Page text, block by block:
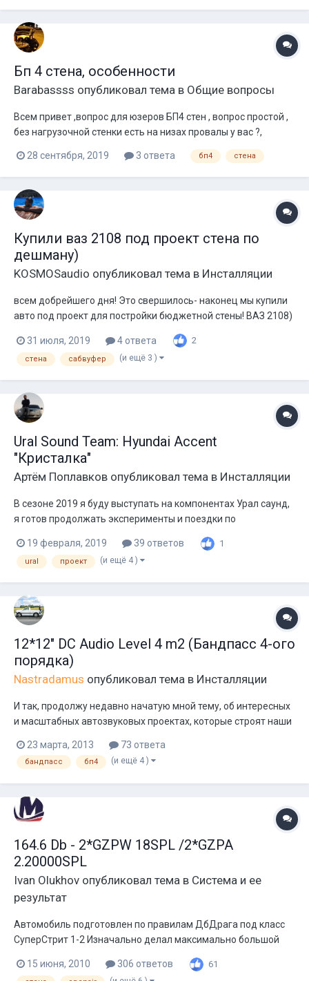
моноблоки 2 кикса тысячника...
Бп 4 стена, особенности
Barabassss опубликовал тема в Общие вопросы
Всем привет ,вопрос для юзеров БП4 стен , вопрос простой ,
без нагрузочной стенки есть на низах провалы у вас ?,
Просто сейчас строю стену , нагрузочных нет, зя 170 литров
4х15 sq hds 315, ниже 40 гц дикий спад, изменит ли ситуацию
установка нагрузочных? Просто до установки нагрузочных
еще долго, а...
28 сентября, 2019 3 ответа бп4 стена
Купили ваз 2108 под проект стена по
дешману)
KOSMOSaudio опубликовал тема в Инсталляции
всем добрейшего дня! Это свершилось- наконец мы купили
авто под проект для постройки бюджетной стены! ВАЗ 2108)
www.drive2.ru/r/lada/2108/534910758719324413/
Обязательно подпишитесь Восьмерка 2002 года, инжектор,
31 июля, 2019 4 ответа 2
стена сабвуфер (и ещё 3 )
Ural Sound Team: Hyundai Accent
"Кристалка"
Артём Поплавков опубликовал тема в Инсталляции
В сезоне 2019 я буду выступать на компонентах Урал саунд,
я готов продолжать эксперименты и поездки по
поисках Усь на ВЧ: DB 4.150 V.3 - 1 штука Усь миды: PT
2.1200F - 3 штуки Сабовое звено: URAL (Урал) Ul...
19 февраля, 2019 39 ответов 1
ural проект (и ещё 4 )
12*12" DC Audio Level 4 m2 (Бандпасс 4-ого
порядка)
Nastradamus опубликовал тема в Инсталляции
И так, продолжу недавно начатую мной тему, об интересных
и масштабных автозвуковых проектах, которые строят наши
занятной инсталляции: - 12 штук DC Audio Lvl 4 m2 12" - Два
DC Audio 9.0k - 11 штук XS power D1400 14v - Два Mechman...
23 марта, 2013 73 ответа
бандпасс бп4 (и ещё 4 )
164.6 Db - 2*GZPW 18SPL /2*GZPA
2.20000SPL
Ivan Olukhov опубликовал тема в Система и ее
результат
Автомобиль подготовлен по правилам ДбДрага под класс
СуперСтрит 1-2 Изначально делал максимально большой
500 литров чистого объема. Боевая частота 74 Гц.
15 июня, 2010 306 ответов 61